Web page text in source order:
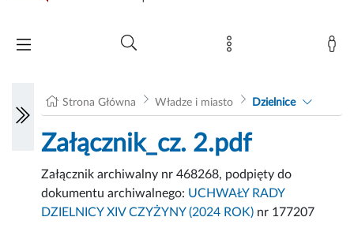
Strona Główna Władze i miasto Dzielnice
Załącznik_cz. 2.pdf
Załącznik archiwalny nr 468268, podpięty do
dokumentu archiwalnego: UCHWAŁY RADY
DZIELNICY XIV CZYŻYNY (2024 ROK) nr 177207